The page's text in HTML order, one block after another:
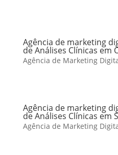
Agência de marketing
de Análises Clínicas em
Agência de Marketing
Agência de marketing
de Análises Clínicas em
Agência de Marketing